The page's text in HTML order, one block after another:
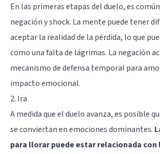
En las primeras etapas del duelo, es
negación y shock. La mente puede tener
aceptar la realidad de la pérdida, lo que
como una falta de lágrimas. La negación
mecanismo de defensa temporal para
impacto emocional.
2. Ira
A medida que el duelo avanza, es posible
se conviertan en emociones dominantes.
para llorar puede estar relacionada con